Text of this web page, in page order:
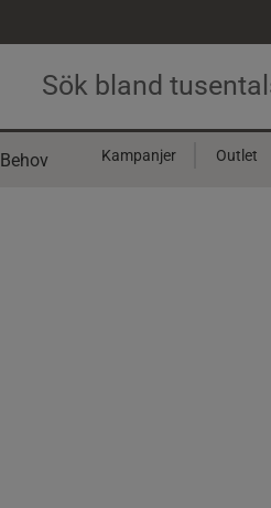
Behov Kampanjer Outlet